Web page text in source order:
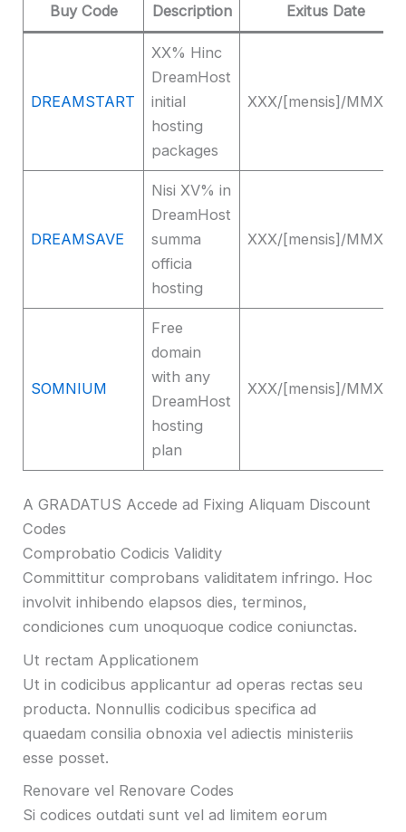
Buy Code
Description Exitus Date
DREAMSTART
XX% Hinc
DreamHost
initial
hosting
packages
XXX/[mensis]/MMXXV
DREAMSAVE
Nisi XV% in
DreamHost
summa
officia
hosting
XXX/[mensis]/MMXXV
SOMNIUM
Free
domain
with any
DreamHost
hosting
plan
XXX/[mensis]/MMXXV
A GRADATUS Accede ad Fixing Aliquam Discount
Codes
Comprobatio Codicis Validity
Committitur comprobans validitatem infringo. Hoc
involvit inhibendo elapsos dies, terminos,
condiciones cum unoquoque codice coniunctas.
Ut rectam Applicationem
Ut in codicibus applicantur ad operas rectas seu
producta. Nonnullis codicibus specifica ad
quaedam consilia obnoxia vel adiectis ministeriis
esse posset.
Renovare vel Renovare Codes
Si codices outdati sunt vel ad limitem eorum